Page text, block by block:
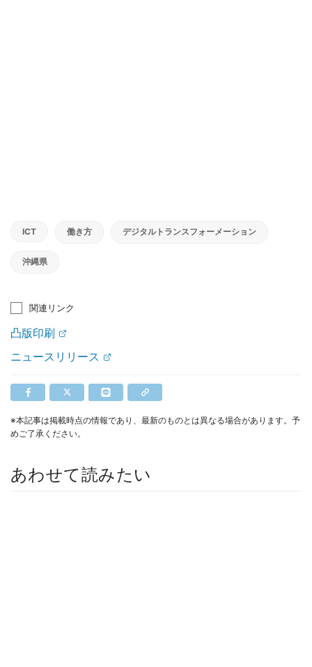
ICT 働き方 デジタルトランスフォーメーション
沖縄県
関連リンク
凸版印刷
ニュースリリース
※本記事は掲載時点の情報であり、最新のものとは異なる場合があります。予
めご了承ください。
あわせて読みたい